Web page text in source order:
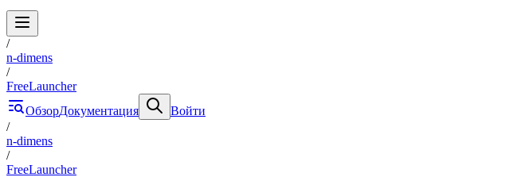
/
n-dimens
/
FreeLauncher
ОбзорДокументация
Войти
/
n-dimens
/
FreeLauncher